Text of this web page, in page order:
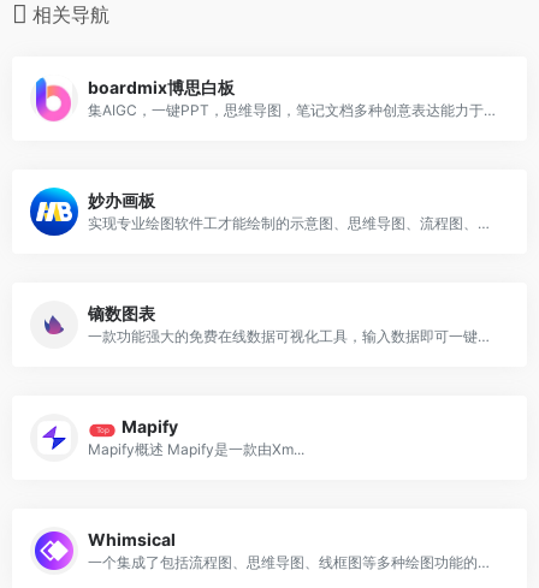
相关导航
boardmix博思白板
集AIGC，一键PPT，思维导图，笔记文档多种创意表达能力于一体
妙办画板
实现专业绘图软件工才能绘制的示意图、思维导图、流程图、组织架构图、脑图、关系图、结构图等
镝数图表
一款功能强大的免费在线数据可视化工具，输入数据即可一键生成可视化视频、网页交互图表制作，数据动图、矢量图表、信息图表
Top Mapify
Mapify概述 Mapify是一款由Xm...
Whimsical
一个集成了包括流程图、思维导图、线框图等多种绘图功能的在线工具